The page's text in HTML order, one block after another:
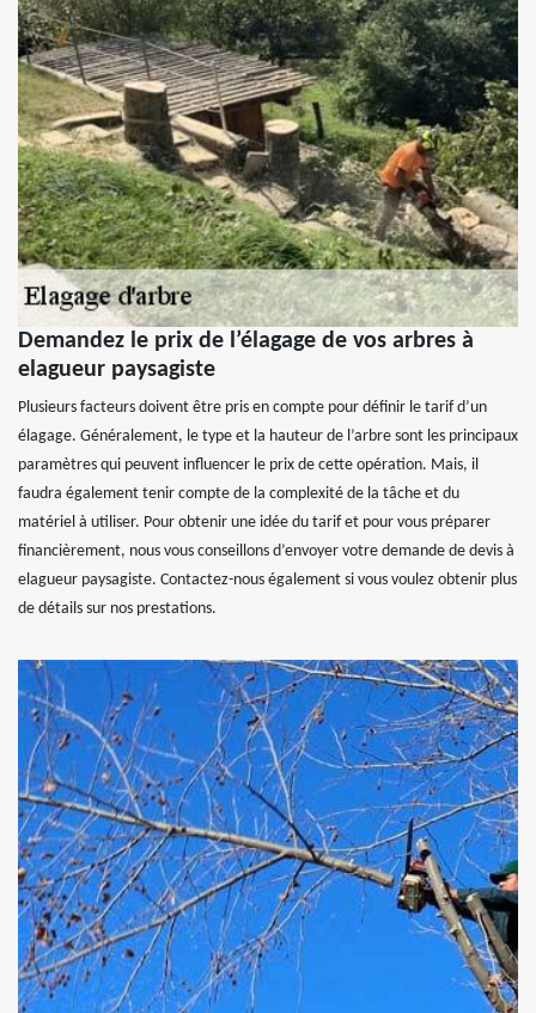
Demandez le prix de l’élagage de vos arbres à
elagueur paysagiste
Plusieurs facteurs doivent être pris en compte pour définir le tarif d’un
élagage. Généralement, le type et la hauteur de l’arbre sont les principaux
paramètres qui peuvent influencer le prix de cette opération. Mais, il
faudra également tenir compte de la complexité de la tâche et du
matériel à utiliser. Pour obtenir une idée du tarif et pour vous préparer
financièrement, nous vous conseillons d’envoyer votre demande de devis à
elagueur paysagiste. Contactez-nous également si vous voulez obtenir plus
de détails sur nos prestations.